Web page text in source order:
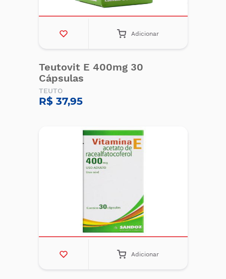
Adicionar
Teutovit E 400mg 30
Cápsulas
TEUTO
R$ 37,95
Adicionar